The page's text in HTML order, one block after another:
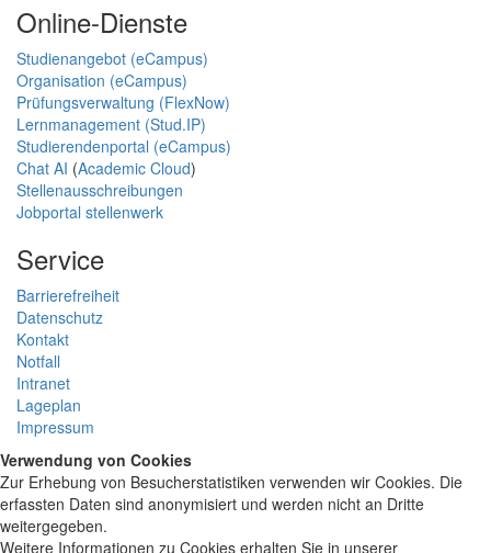
Online-Dienste
Studienangebot (eCampus)
Organisation (eCampus)
Prüfungsverwaltung (FlexNow)
Lernmanagement (Stud.IP)
Studierendenportal (eCampus)
Chat AI (Academic Cloud)
Stellenausschreibungen
Jobportal stellenwerk
Service
Barrierefreiheit
Datenschutz
Kontakt
Notfall
Intranet
Lageplan
Impressum
Verwendung von Cookies
Zur Erhebung von Besucherstatistiken verwenden wir Cookies. Die
erfassten Daten sind anonymisiert und werden nicht an Dritte
weitergegeben.
Weitere Informationen zu Cookies erhalten Sie in unserer